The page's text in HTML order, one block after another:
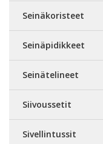
Seinäkoristeet
Seinäpidikkeet
Seinätelineet
Siivoussetit
Sivellintussit